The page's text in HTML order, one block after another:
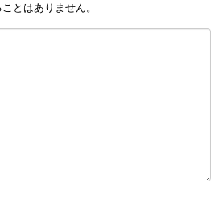
とはありません。